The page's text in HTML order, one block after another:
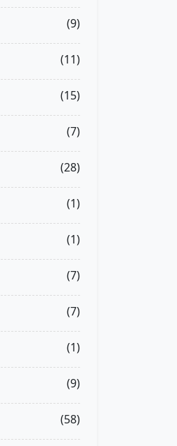
(9)
(11)
(15)
(7)
(28)
(1)
(1)
(7)
(7)
(1)
(9)
(58)